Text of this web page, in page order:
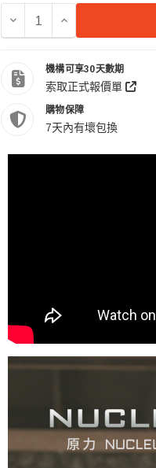
減少 TILTA 鐵頭 WLC-
增加 TILTA 鐵
機構可享30天數期
索取正式報價單
購物保障
7天內有壞包換